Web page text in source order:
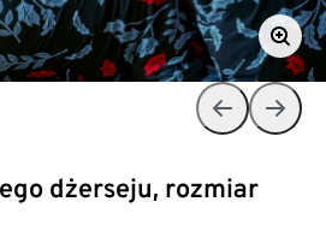
dżerseju, rozmiar